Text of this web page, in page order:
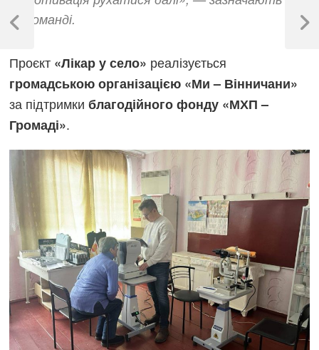
команді.
Проєкт «Лікар у село» реалізується
громадською організацією «Ми – Вінничани»
за підтримкиблагодійного фонду «МХП –
Громаді».
Навігація
записів
Previous
Next